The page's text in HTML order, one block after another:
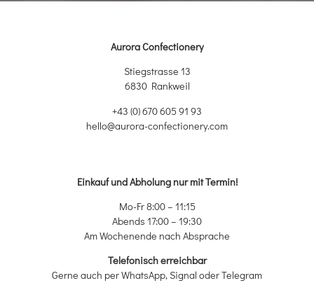
Aurora Confectionery
Stiegstrasse 13
6830 Rankweil
+43 (0) 670 605 91 93
hello@aurora-confectionery.com
Einkauf und Abholung nur mit Termin!
Mo-Fr 8:00 – 11:15
Abends 17:00 – 19:30
Am Wochenende nach Absprache
Telefonisch erreichbar
Gerne auch per WhatsApp, Signal oder Telegram